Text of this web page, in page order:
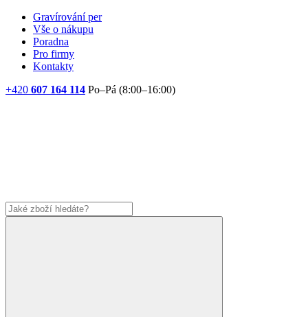
Gravírování per
Vše o nákupu
Poradna
Pro firmy
Kontakty
+420 607 164 114 Po–Pá (8:00–16:00)